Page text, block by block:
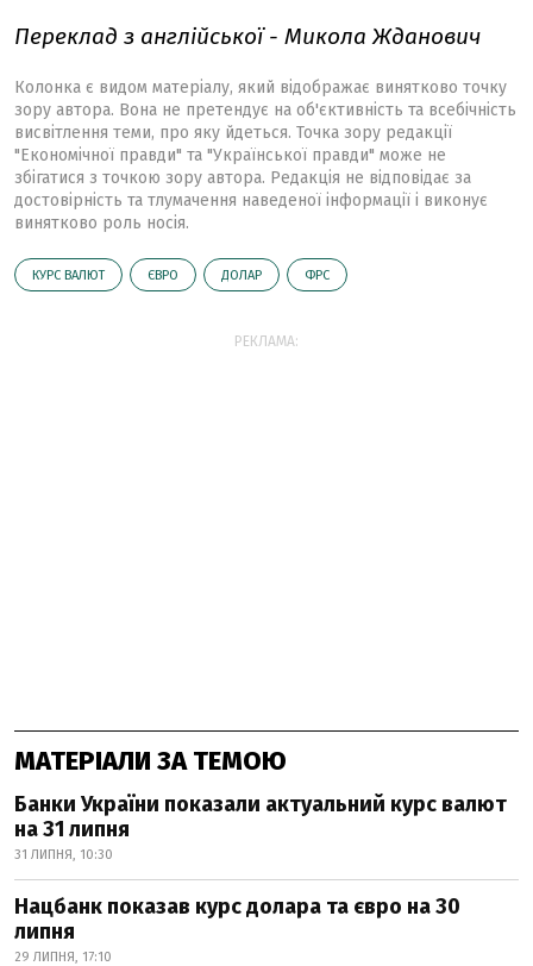
Переклад з англійської - Микола Жданович
Колонка є видом матеріалу, який відображає винятково точку
зору автора. Вона не претендує на об'єктивність та всебічність
висвітлення теми, про яку йдеться. Точка зору редакції
"Економічної правди" та "Української правди" може не
збігатися з точкою зору автора. Редакція не відповідає за
достовірність та тлумачення наведеної інформації і виконує
винятково роль носія.
КУРС ВАЛЮТ ЄВРО ДОЛАР ФРС
РЕКЛАМА:
МАТЕРІАЛИ ЗА ТЕМОЮ
Банки України показали актуальний курс валют
на 31 липня
31 ЛИПНЯ, 10:30
Нацбанк показав курс долара та євро на 30
липня
29 ЛИПНЯ, 17:10